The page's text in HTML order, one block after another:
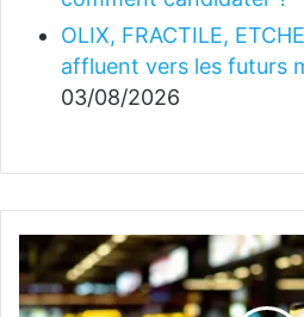
OLIX, FRACTILE,
affluent vers les futurs
03/08/2026